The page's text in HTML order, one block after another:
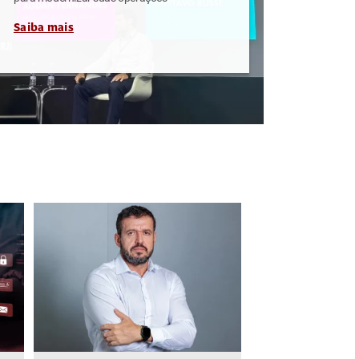
Saiba mais